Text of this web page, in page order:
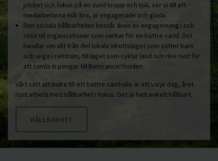
jobbet och fokus på en sund kropp och själ, ser vi till att
medarbetarna mår bra, är engagerade och glada.
Den sociala hållbarheten består även av engagemang i och
stöd till organisationer som verkar för en bättre värld. Det
handlar om allt från det lokala idrottslaget som sätter barn
och unga i centrum, till laget som cyklar land och rike runt för
att samla in pengar till Barncancerfonden.
Vårt sätt att bidra till ett bättre samhälle är att varje dag, året
runt arbeta med hållbarhet i fokus. Det är helt enkelt hållbart.
HÅLLBARHET